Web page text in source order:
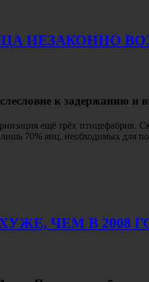
НЕЗАКОННО
к задержанию
ещё трёх птицефабрик.
70% яиц, необходимых для
ЧЕМ В 2008